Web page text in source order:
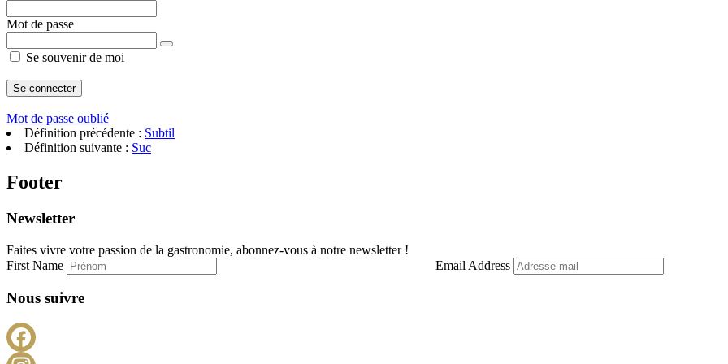
Mot de passe
Se souvenir de moi
Mot de passe oublié
Définition précédente : Subtil
Définition suivante : Suc
Footer
Newsletter
Faites vivre votre passion de la gastronomie, abonnez-vous à notre newsletter !
First Name
Email Address
Nous suivre